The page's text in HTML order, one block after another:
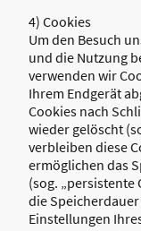
4) Cookies
Um den Besuch
und die Nutzung
verwenden wir
Ihrem Endgerät
Cookies nach
wieder gelöscht
verbleiben diese
ermöglichen das
(sog. „persistente
die
Einstellungen